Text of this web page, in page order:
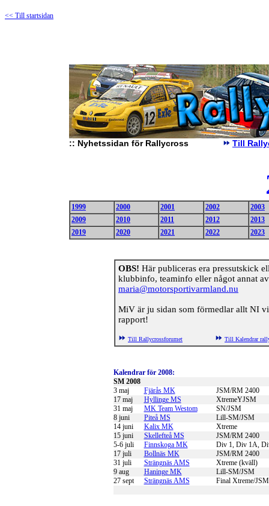
<< Till startsidan
:: Nyhetssidan för Rallycross Till
1999 2000 2001 2002
2003
2009
2010 2011 2012
2013
2019
2020 2021 2022 2023
OBS! Här publiceras era pressutskick
klubbinfo, teaminfo eller något annat
maria@motorsportivarmland.nu
MiV är ju sidan som förmedlar allt NI
rapport!
Till Rallycrossforumet Till Kalendrar
Kalendrar för 2008:
SM 2008
3 maj
Fjärås MK
JSM/RM 2400
17 maj
Hyllinge MS
XtremeYJSM
31 maj
MK Team Westom
SN/JSM
8 juni
Piteå MS
Lill-SM/JSM
14 juni
Kalix MK
Xtreme
15 juni
Skellefteå MS
JSM/RM 2400
5-6 juli
Finnskoga MK
Div 1, Div 1A,
17 juli
Bollnäs MK
JSM/RM 2400
31 juli
Strängnäs AMS
Xtreme (kväll)
9 aug
Haninge MK
Lill-SM/JSM
27 sept
Strängnäs AMS Final Xtreme/JSM